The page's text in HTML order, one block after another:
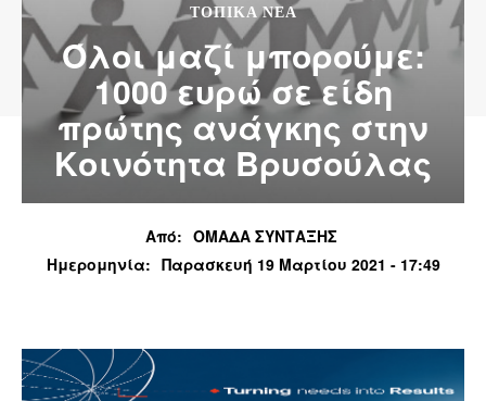
ΤΟΠΙΚΆ ΝΈΑ
Όλοι μαζί μπορούμε:
1000 ευρώ σε είδη
πρώτης ανάγκης στην
Κοινότητα Βρυσούλας
Από: ΟΜΑΔΑ ΣΥΝΤΑΞΗΣ
Ημερομηνία: Παρασκευή 19 Μαρτίου 2021 - 17:49